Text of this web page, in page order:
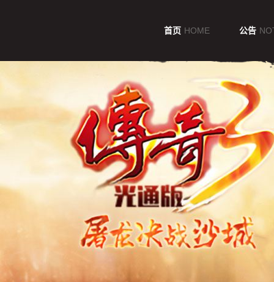
首页 HOME 公告
版